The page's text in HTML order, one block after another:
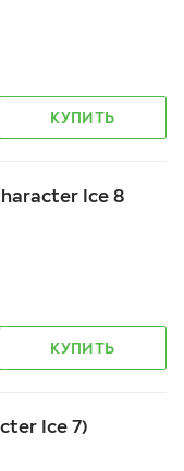
КУПИТЬ
Ice 8
КУПИТЬ
Ice 7)